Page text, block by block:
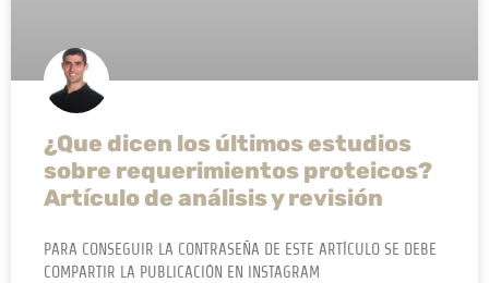
¿Que dicen los últimos estudios
sobre requerimientos proteicos?
Artículo de análisis y revisión
PARA CONSEGUIR LA CONTRASEÑA DE ESTE ARTÍCULO SE DEBE
COMPARTIR LA PUBLICACIÓN EN INSTAGRAM